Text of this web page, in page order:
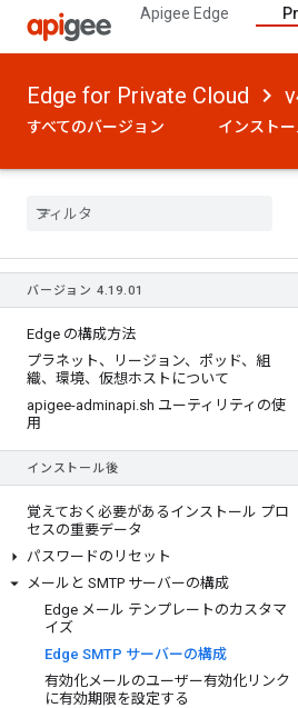
Apigee Edge
Edge for Private Cloud
すべてのバージョン インスト
バージョン 4.19.01
Edge の構成方法
プラネット、リージョン、ポッド、組
織、環境、仮想ホストについて
apigee-adminapi.sh ユーティリティの使
用
インストール後
覚えておく必要があるインストール プロ
セスの重要データ
パスワードのリセット
メールと SMTP サーバーの構成
Edge メール テンプレートのカスタマ
イズ
Edge SMTP サーバーの構成
有効化メールのユーザー有効化リンク
に有効期限を設定する